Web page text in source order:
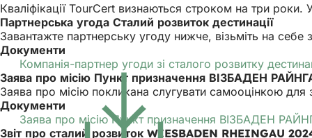
Кваліфікації TourCert визнаються строком на три
Партнерська угода Сталий розвиток дестинації
Завантажте партнерську угоду нижче, візьміть на
Документи
Компанія-партнер угоди зі сталого розвитку
Заява про місію Пункт призначення ВІЗБАДЕН
Заява про місію покликана слугувати самооцінкою для
Документи
Заява про місію Пункт призначення ВІЗБАДЕН
Звіт про сталий розвиток WIESBADEN RHEINGAU